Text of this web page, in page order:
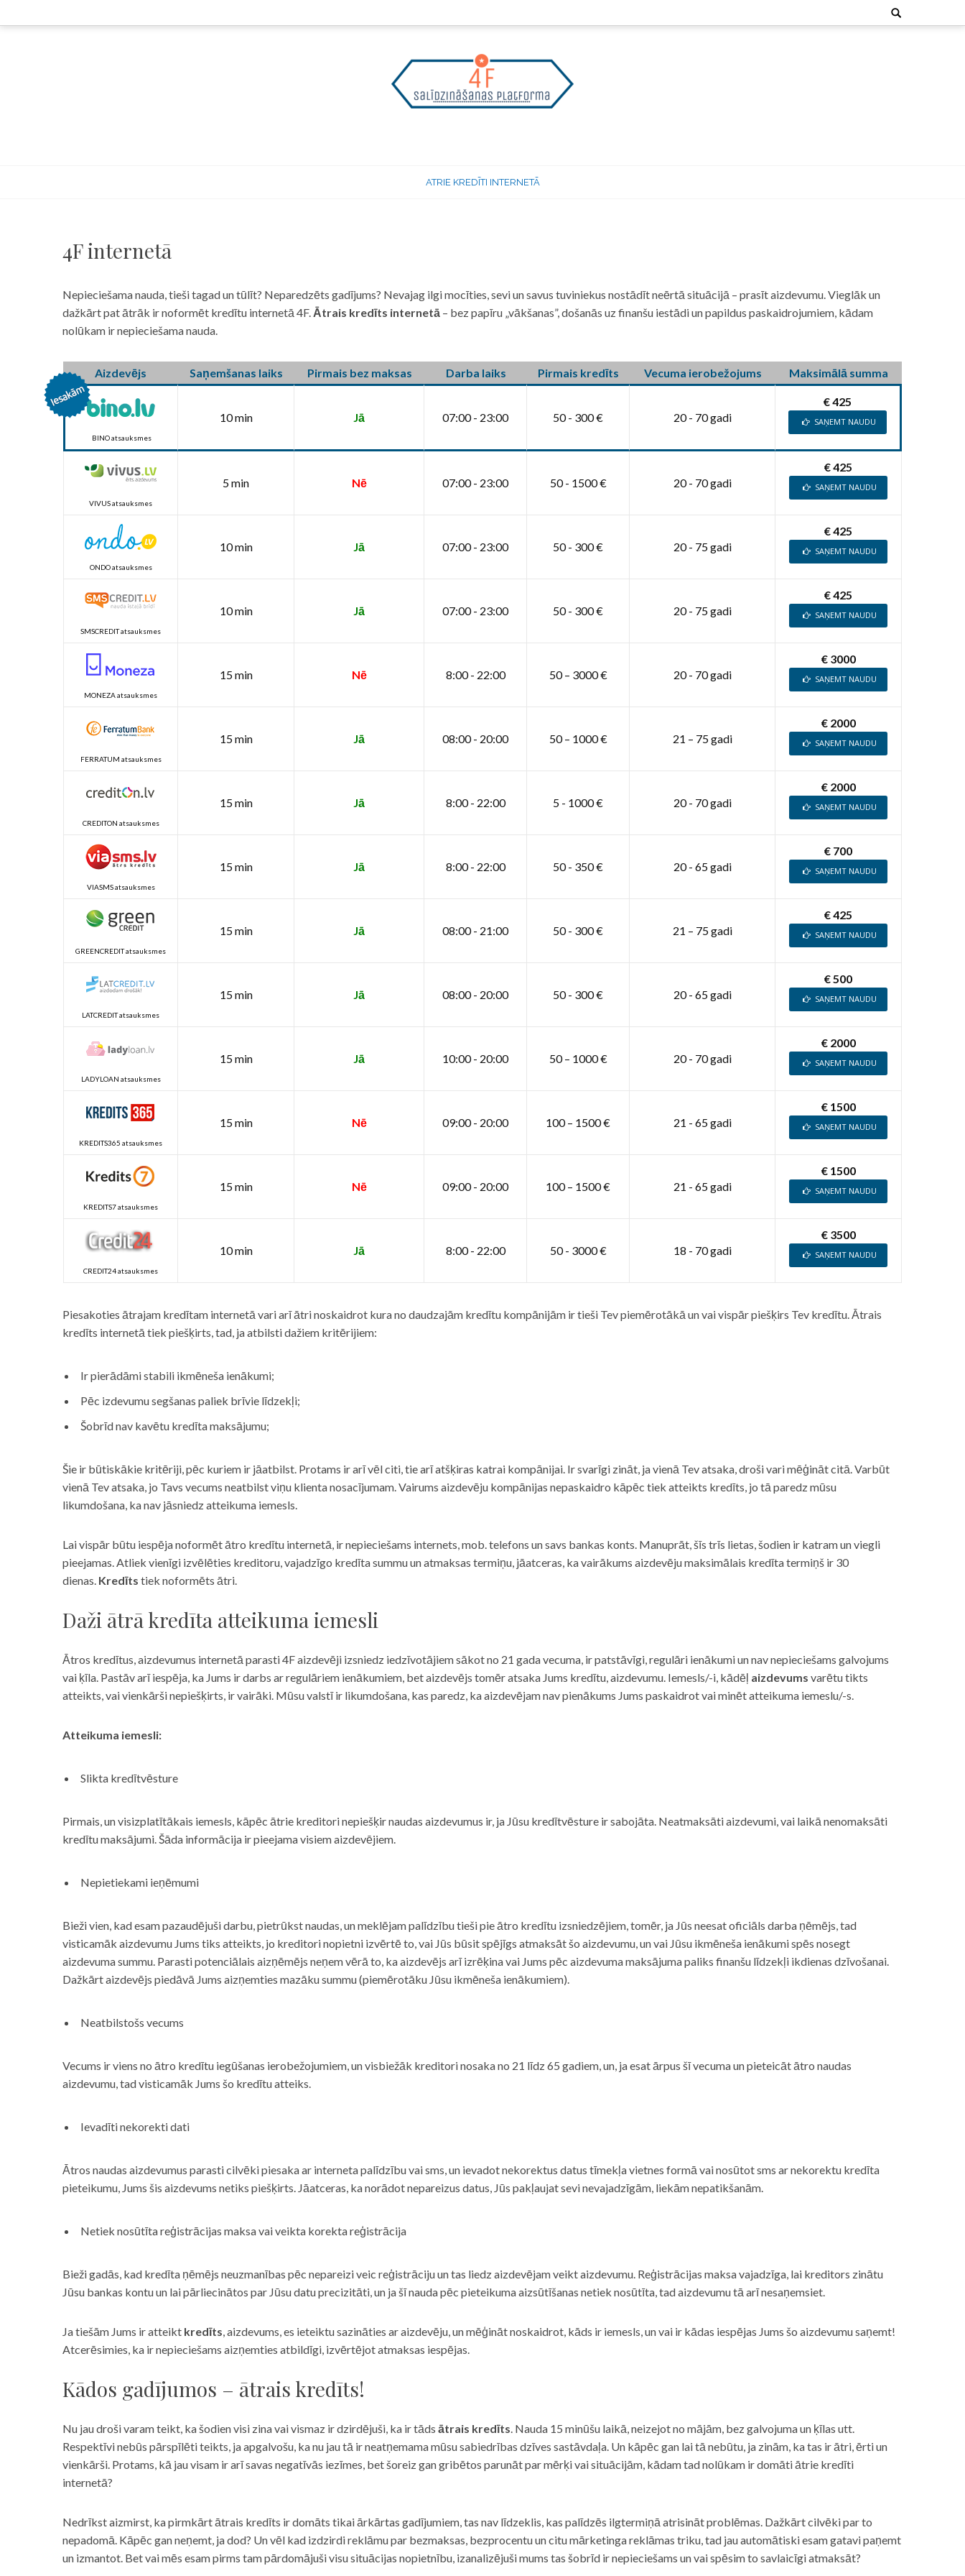
to
Search
for:
ATRIE KREDĪTI INTERNETĀ
4F internetā
Nepieciešama nauda, tieši tagad un tūlīt? Neparedzēts gadījums? Nevajag ilgi mocīties, sevi un savus tuviniekus nostādīt neērtā situācijā – prasīt aizdevumu. Vieglāk un
dažkārt pat ātrāk ir noformēt kredītu internetā 4F. Ātrais kredīts internetā – bez papīru „vākšanas”, došanās uz finanšu iestādi un papildus paskaidrojumiem, kādam
nolūkam ir nepieciešama nauda.
Aizdevējs Saņemšanas laiks Pirmais bez maksas Darba laiks Pirmais kredīts Vecuma ierobežojums Maksimālā summa
BINO atsauksmes
10 min Jā 07:00 - 23:00 50 - 300 € 20 - 70 gadi
€ 425
SAŅEMT NAUDU
VIVUS atsauksmes
5 min Nē 07:00 - 23:00 50 - 1500 € 20 - 70 gadi
€ 425
SAŅEMT NAUDU
ONDO atsauksmes
10 min Jā 07:00 - 23:00 50 - 300 € 20 - 75 gadi
€ 425
SAŅEMT NAUDU
SMSCREDIT atsauksmes
10 min Jā 07:00 - 23:00 50 - 300 € 20 - 75 gadi
€ 425
SAŅEMT NAUDU
MONEZA atsauksmes
15 min Nē 8:00 - 22:00 50 – 3000 € 20 - 70 gadi
€ 3000
SAŅEMT NAUDU
FERRATUM atsauksmes
15 min Jā 08:00 - 20:00 50 – 1000 € 21 – 75 gadi
€ 2000
SAŅEMT NAUDU
CREDITON atsauksmes
15 min Jā 8:00 - 22:00 5 - 1000 € 20 - 70 gadi
€ 2000
SAŅEMT NAUDU
VIASMS atsauksmes
15 min Jā 8:00 - 22:00 50 - 350 € 20 - 65 gadi
€ 700
SAŅEMT NAUDU
GREENCREDIT atsauksmes
15 min Jā 08:00 - 21:00 50 - 300 € 21 – 75 gadi
€ 425
SAŅEMT NAUDU
LATCREDIT atsauksmes
15 min Jā 08:00 - 20:00 50 - 300 € 20 - 65 gadi
€ 500
SAŅEMT NAUDU
LADYLOAN atsauksmes
15 min Jā 10:00 - 20:00 50 – 1000 € 20 - 70 gadi
€ 2000
SAŅEMT NAUDU
KREDITS365 atsauksmes
15 min Nē 09:00 - 20:00 100 – 1500 € 21 - 65 gadi
€ 1500
SAŅEMT NAUDU
KREDITS7 atsauksmes
15 min Nē 09:00 - 20:00 100 – 1500 € 21 - 65 gadi
€ 1500
SAŅEMT NAUDU
CREDIT24 atsauksmes
10 min Jā 8:00 - 22:00 50 - 3000 € 18 - 70 gadi
€ 3500
SAŅEMT NAUDU
Piesakoties ātrajam kredītam internetā vari arī ātri noskaidrot kura no daudzajām kredītu kompānijām ir tieši Tev piemērotākā un vai vispār piešķirs Tev kredītu. Ātrais
kredīts internetā tiek piešķirts, tad, ja atbilsti dažiem kritērijiem:
Ir pierādāmi stabili ikmēneša ienākumi;
Pēc izdevumu segšanas paliek brīvie līdzekļi;
Šobrīd nav kavētu kredīta maksājumu;
Šie ir būtiskākie kritēriji, pēc kuriem ir jāatbilst. Protams ir arī vēl citi, tie arī atšķiras katrai kompānijai. Ir svarīgi zināt, ja vienā Tev atsaka, droši vari mēģināt citā. Varbūt
vienā Tev atsaka, jo Tavs vecums neatbilst viņu klienta nosacījumam. Vairums aizdevēju kompānijas nepaskaidro kāpēc tiek atteikts kredīts, jo tā paredz mūsu
likumdošana, ka nav jāsniedz atteikuma iemesls.
Lai vispār būtu iespēja noformēt ātro kredītu internetā, ir nepieciešams internets, mob. telefons un savs bankas konts. Manuprāt, šīs trīs lietas, šodien ir katram un viegli
pieejamas. Atliek vienīgi izvēlēties kreditoru, vajadzīgo kredīta summu un atmaksas termiņu, jāatceras, ka vairākums aizdevēju maksimālais kredīta termiņš ir 30
dienas. Kredīts tiek noformēts ātri.
Daži ātrā kredīta atteikuma iemesli
Ātros kredītus, aizdevumus internetā parasti 4F aizdevēji izsniedz iedzīvotājiem sākot no 21 gada vecuma, ir patstāvīgi, regulāri ienākumi un nav nepieciešams galvojums
vai ķīla. Pastāv arī iespēja, ka Jums ir darbs ar regulāriem ienākumiem, bet aizdevējs tomēr atsaka Jums kredītu, aizdevumu. Iemesls/-i, kādēļ aizdevums varētu tikts
atteikts, vai vienkārši nepiešķirts, ir vairāki. Mūsu valstī ir likumdošana, kas paredz, ka aizdevējam nav pienākums Jums paskaidrot vai minēt atteikuma iemeslu/-s.
Atteikuma iemesli:
Slikta kredītvēsture
Pirmais, un visizplatītākais iemesls, kāpēc ātrie kreditori nepiešķir naudas aizdevumus ir, ja Jūsu kredītvēsture ir sabojāta. Neatmaksāti aizdevumi, vai laikā nenomaksāti
kredītu maksājumi. Šāda informācija ir pieejama visiem aizdevējiem.
Nepietiekami ieņēmumi
Bieži vien, kad esam pazaudējuši darbu, pietrūkst naudas, un meklējam palīdzību tieši pie ātro kredītu izsniedzējiem, tomēr, ja Jūs neesat oficiāls darba ņēmējs, tad
visticamāk aizdevumu Jums tiks atteikts, jo kreditori nopietni izvērtē to, vai Jūs būsit spējīgs atmaksāt šo aizdevumu, un vai Jūsu ikmēneša ienākumi spēs nosegt
aizdevuma summu. Parasti potenciālais aizņēmējs neņem vērā to, ka aizdevējs arī izrēķina vai Jums pēc aizdevuma maksājuma paliks finanšu līdzekļi ikdienas dzīvošanai.
Dažkārt aizdevējs piedāvā Jums aizņemties mazāku summu (piemērotāku Jūsu ikmēneša ienākumiem).
Neatbilstošs vecums
Vecums ir viens no ātro kredītu iegūšanas ierobežojumiem, un visbiežāk kreditori nosaka no 21 līdz 65 gadiem, un, ja esat ārpus šī vecuma un pieteicāt ātro naudas
aizdevumu, tad visticamāk Jums šo kredītu atteiks.
Ievadīti nekorekti dati
Ātros naudas aizdevumus parasti cilvēki piesaka ar interneta palīdzību vai sms, un ievadot nekorektus datus tīmekļa vietnes formā vai nosūtot sms ar nekorektu kredīta
pieteikumu, Jums šis aizdevums netiks piešķirts. Jāatceras, ka norādot nepareizus datus, Jūs pakļaujat sevi nevajadzīgām, liekām nepatikšanām.
Netiek nosūtīta reģistrācijas maksa vai veikta korekta reģistrācija
Bieži gadās, kad kredīta ņēmējs neuzmanības pēc nepareizi veic reģistrāciju un tas liedz aizdevējam veikt aizdevumu. Reģistrācijas maksa vajadzīga, lai kreditors zinātu
Jūsu bankas kontu un lai pārliecinātos par Jūsu datu precizitāti, un ja šī nauda pēc pieteikuma aizsūtīšanas netiek nosūtīta, tad aizdevumu tā arī nesaņemsiet.
Ja tiešām Jums ir atteikt kredīts, aizdevums, es ieteiktu sazināties ar aizdevēju, un mēģināt noskaidrot, kāds ir iemesls, un vai ir kādas iespējas Jums šo aizdevumu saņemt!
Atcerēsimies, ka ir nepieciešams aizņemties atbildīgi, izvērtējot atmaksas iespējas.
Kādos gadījumos – ātrais kredīts!
Nu jau droši varam teikt, ka šodien visi zina vai vismaz ir dzirdējuši, ka ir tāds ātrais kredīts. Nauda 15 minūšu laikā, neizejot no mājām, bez galvojuma un ķīlas utt.
Respektīvi nebūs pārspīlēti teikts, ja apgalvošu, ka nu jau tā ir neatņemama mūsu sabiedrības dzīves sastāvdaļa. Un kāpēc gan lai tā nebūtu, ja zinām, ka tas ir ātri, ērti un
vienkārši. Protams, kā jau visam ir arī savas negatīvās iezīmes, bet šoreiz gan gribētos parunāt par mērķi vai situācijām, kādam tad nolūkam ir domāti ātrie kredīti
internetā?
Nedrīkst aizmirst, ka pirmkārt ātrais kredīts ir domāts tikai ārkārtas gadījumiem, tas nav līdzeklis, kas palīdzēs ilgtermiņā atrisināt problēmas. Dažkārt cilvēki par to
nepadomā. Kāpēc gan neņemt, ja dod? Un vēl kad izdzirdi reklāmu par bezmaksas, bezprocentu un citu mārketinga reklāmas triku, tad jau automātiski esam gatavi paņemt
un izmantot. Bet vai mēs esam pirms tam pārdomājuši visu situācijas nopietnību, izanalizējuši mums tas šobrīd ir nepieciešams un vai spēsim to savlaicīgi atmaksāt?